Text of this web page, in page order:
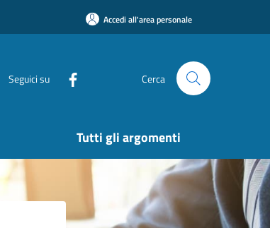
Accedi all'area personale
Seguici su Cerca
Tutti gli argomenti